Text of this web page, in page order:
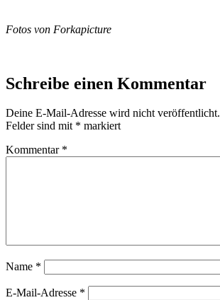
Fotos von Forkapicture
Schreibe einen Kommentar
Deine E-Mail-Adresse wird nicht veröffentlicht.
Felder sind mit * markiert
Kommentar *
Name *
E-Mail-Adresse *